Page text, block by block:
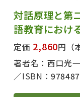
対話原理と第
語教育におけ
定価 2,860円
著者名： 西口光一
ISBN：